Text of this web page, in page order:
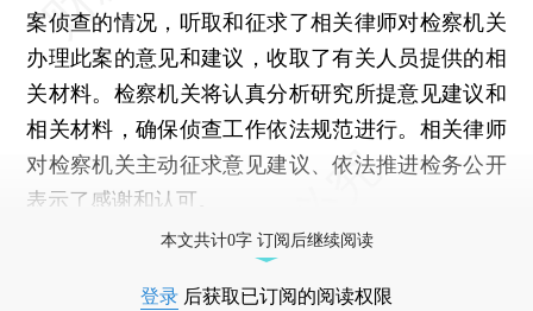
案侦查的情况，听取和征求了相关律师对检察机关
办理此案的意见和建议，收取了有关人员提供的相
关材料。检察机关将认真分析研究所提意见建议和
相关材料，确保侦查工作依法规范进行。相关律师
对检察机关主动征求意见建议、依法推进检务公开
表示了感谢和认可。
本文共计0字 订阅后继续阅读
登录 后获取已订阅的阅读权限